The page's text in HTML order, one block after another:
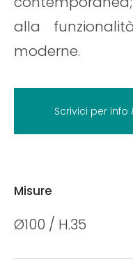
alla
moderne.
Scrivici per info
Misure
Ø100 / H.35